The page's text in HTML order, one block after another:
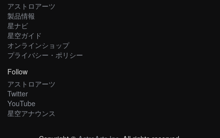
アストロアーツ
製品情報
星ナビ
星空ガイド
オンラインショップ
プライバシー・ポリシー
Follow
アストロアーツ
Twitter
YouTube
星空アナウンス